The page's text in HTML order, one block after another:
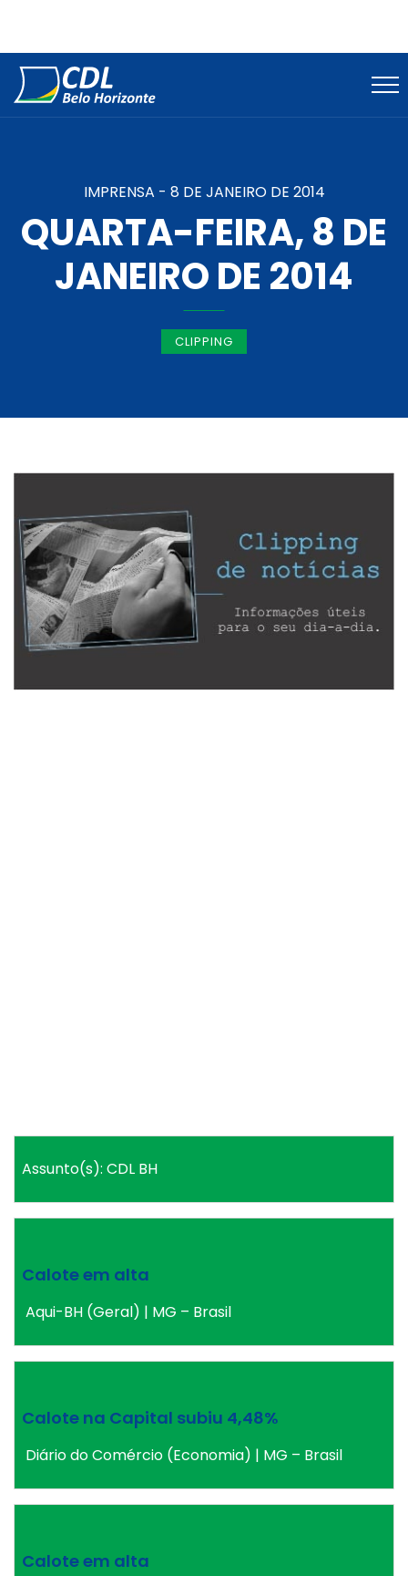
IMPRENSA - 8 DE JANEIRO DE 2014
QUARTA-FEIRA, 8 DE
JANEIRO DE 2014
CLIPPING
Assunto(s): CDL BH
Calote em alta
Aqui-BH (Geral) | MG – Brasil
Calote na Capital subiu 4,48%
Diário do Comércio (Economia) | MG – Brasil
Calote em alta